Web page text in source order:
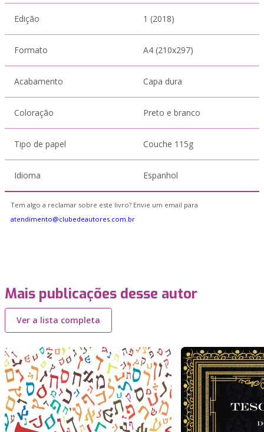
Edição 1 (2018)
Formato A4 (210x297)
Acabamento Capa dura
Coloração Preto e branco
Tipo de papel Couche 115g
Idioma Espanhol
Tem algo a reclamar sobre este livro? Envie um email para
atendimento@clubedeautores.com.br
Mais publicações desse autor
Ver a lista completa